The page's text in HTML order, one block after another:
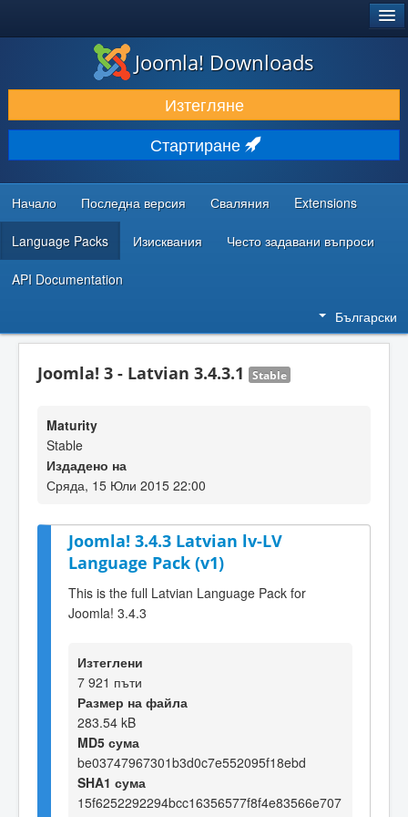
ИЗТЕГЛЯНЕ & РАЗШИРЯВАНЕ
ОТКРИВАЙТЕ & УЧЕТЕ
ОБЩНОСТ & ПОДДРЪЖКА
РЕСУРСИ ЗА РАЗРАБОТКА
Joomla! Downloads
Изтегляне
Стартиране
Начало Последна версия Сваляния Extensions
Language Packs Изисквания Често задавани въпроси
API Documentation
Български
Joomla! 3 - Latvian 3.4.3.1 Stable
Maturity
Stable
Издадено на
Сряда, 15 Юли 2015 22:00
Joomla! 3.4.3 Latvian lv-LV
Language Pack (v1)
This is the full Latvian Language Pack for
Joomla! 3.4.3
Изтеглени
7 921 пъти
Размер на файла
283.54 kB
MD5 сума
be03747967301b3d0c7e552095f18ebd
SHA1 сума
15f6252292294bcc16356577f8f4e83566e707